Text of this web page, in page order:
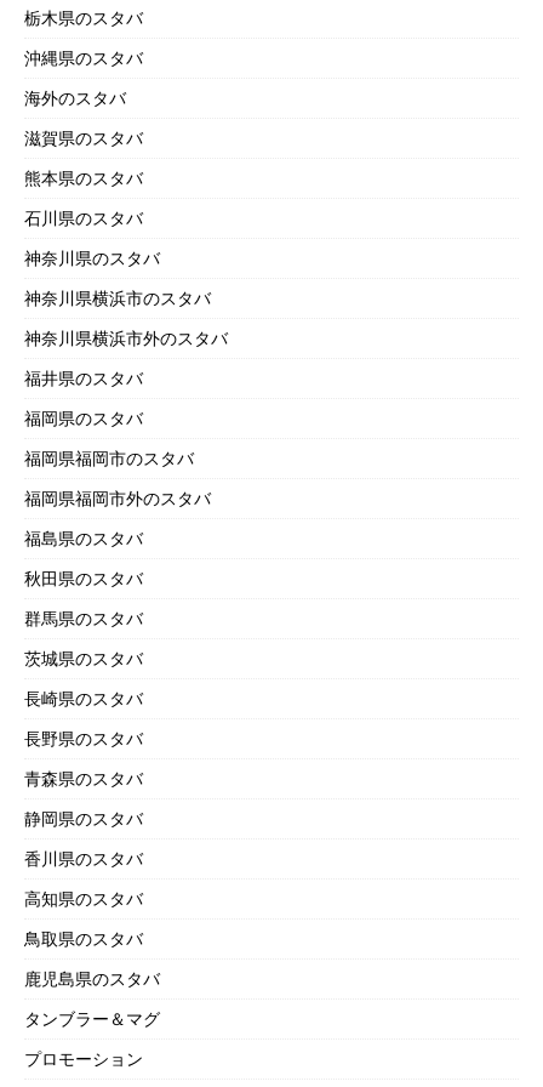
栃木県のスタバ
沖縄県のスタバ
海外のスタバ
滋賀県のスタバ
熊本県のスタバ
石川県のスタバ
神奈川県のスタバ
神奈川県横浜市のスタバ
神奈川県横浜市外のスタバ
福井県のスタバ
福岡県のスタバ
福岡県福岡市のスタバ
福岡県福岡市外のスタバ
福島県のスタバ
秋田県のスタバ
群馬県のスタバ
茨城県のスタバ
長崎県のスタバ
長野県のスタバ
青森県のスタバ
静岡県のスタバ
香川県のスタバ
高知県のスタバ
鳥取県のスタバ
鹿児島県のスタバ
タンブラー＆マグ
プロモーション